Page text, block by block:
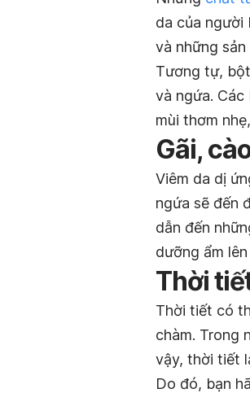
da của người
và những
Tương tự,
và ngứa.
mùi thơm
Gãi,
Viêm da dị
ngứa sẽ đến
dẫn đến
dưỡng ẩm
Thời
Thời tiết có
chàm. Trong
vậy, thời tiết
Do đó, bạn